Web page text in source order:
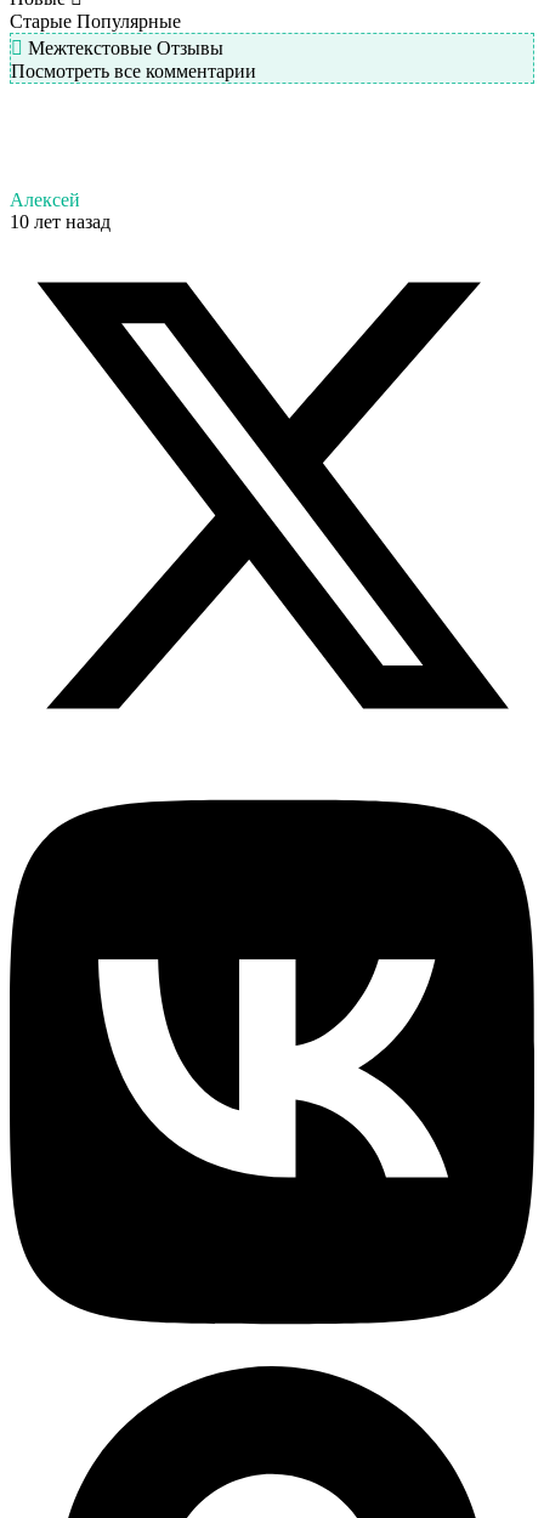
Старые Популярные
Межтекстовые Отзывы
Посмотреть все комментарии
Алексей
10 лет назад